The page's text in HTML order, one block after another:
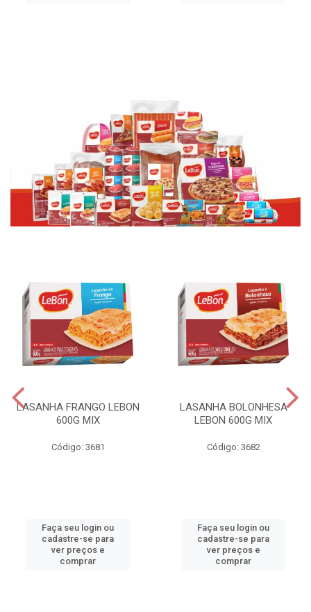
LASANHA FRANGO LEBON
600G MIX
Código: 3681
Faça seu login ou
cadastre-se para
ver preços e
comprar
LASANHA BOLONHESA
LEBON 600G MIX
Código: 3682
Faça seu login ou
cadastre-se para
ver preços e
comprar